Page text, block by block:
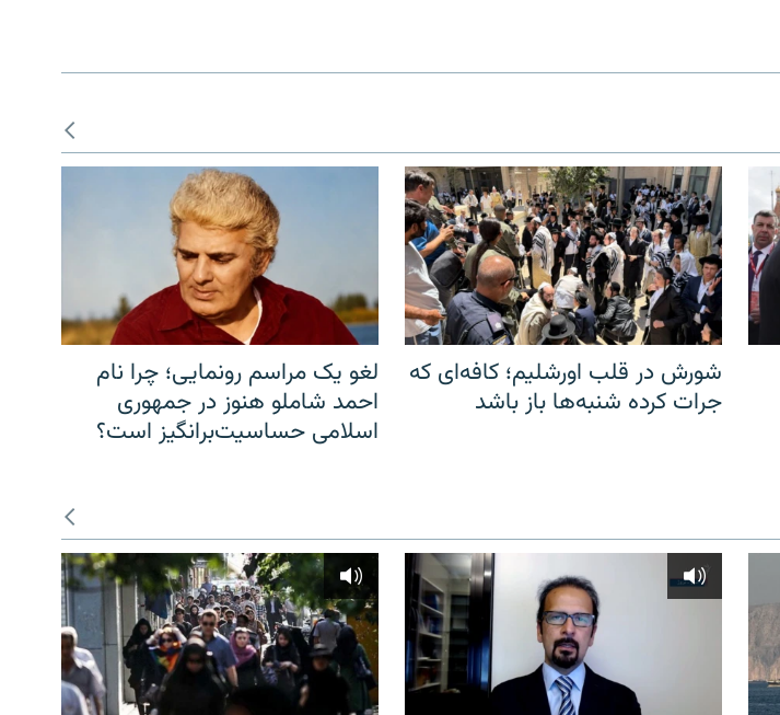
شورش در قلب اورشلیم؛ کافه‌ای که
جرات کرده شنبه‌ها باز باشد
لغو یک مراسم رونمایی؛ چرا نام
احمد شاملو هنوز در جمهوری
اسلامی حساسیت‌برانگیز است؟